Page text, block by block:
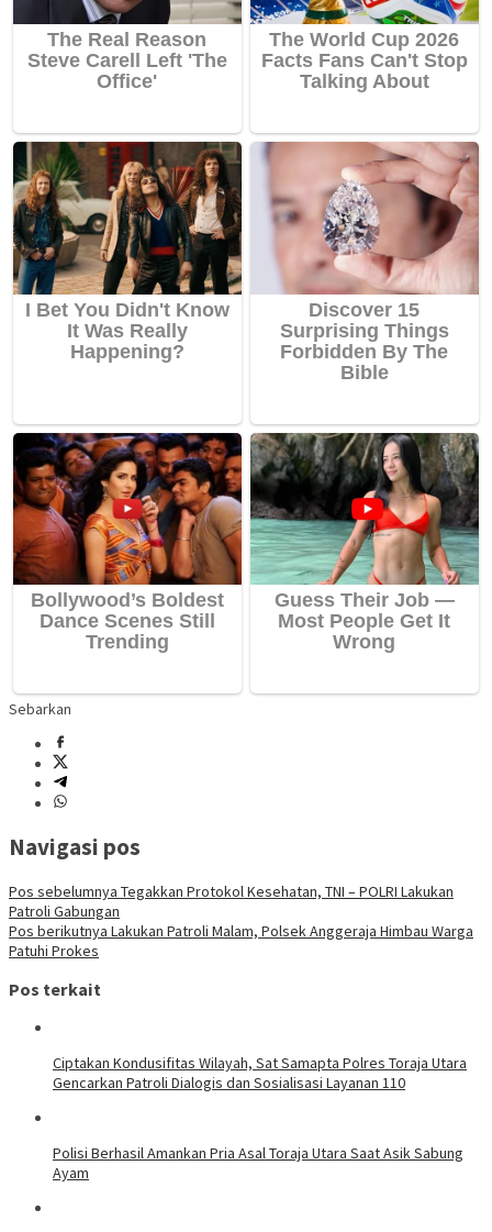
Sebarkan
Navigasi pos
Pos sebelumnya Tegakkan Protokol Kesehatan, TNI – POLRI Lakukan
Patroli Gabungan
Pos berikutnya Lakukan Patroli Malam, Polsek Anggeraja Himbau Warga
Patuhi Prokes
Pos terkait
Ciptakan Kondusifitas Wilayah, Sat Samapta Polres Toraja Utara
Gencarkan Patroli Dialogis dan Sosialisasi Layanan 110
Polisi Berhasil Amankan Pria Asal Toraja Utara Saat Asik Sabung
Ayam